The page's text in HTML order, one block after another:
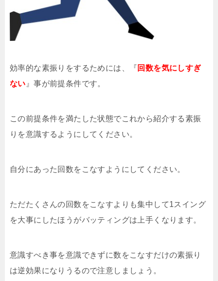
効率的な素振りをするためには、『 回数を気にしすぎ
ない 』事が前提条件です。
この前提条件を満たした状態でこれから紹介する素振
りを意識するようにしてください。
自分にあった回数をこなすようにしてください。
ただたくさんの回数をこなすよりも集中して1スイング
を大事にしたほうがバッティングは上手くなります。
意識すべき事を意識できずに数をこなすだけの素振り
は逆効果になりうるので注意しましょう。